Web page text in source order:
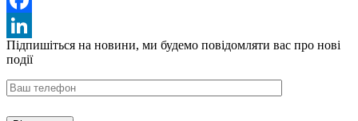
Facebook
LinkedIn
Підпишіться на новини, ми будемо повідомляти вас про нові
події